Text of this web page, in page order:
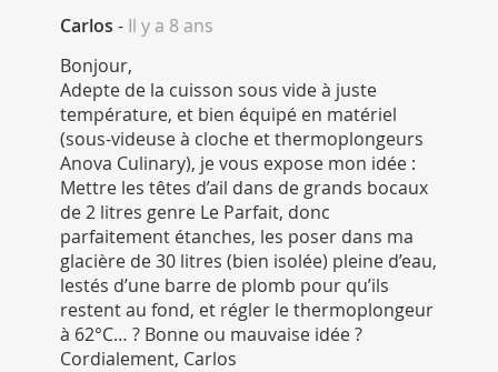
Carlos - Il y a 8 ans
Bonjour,
Adepte de la cuisson sous vide à juste
température, et bien équipé en matériel
(sous-videuse à cloche et thermoplongeurs
Anova Culinary), je vous expose mon idée :
Mettre les têtes d’ail dans de grands bocaux
de 2 litres genre Le Parfait, donc
parfaitement étanches, les poser dans ma
glacière de 30 litres (bien isolée) pleine d’eau,
lestés d’une barre de plomb pour qu’ils
restent au fond, et régler le thermoplongeur
à 62°C… ? Bonne ou mauvaise idée ?
Cordialement, Carlos